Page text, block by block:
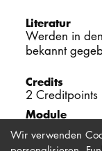
Literatur
Werden in
bekannt
Credits
2 Creditpoints
Module
Musiktherapie
Wir verwenden